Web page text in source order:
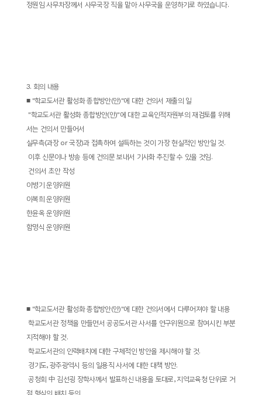
정원임 사무차장께서 사무국장 직을 맡아 사무국을 운영하기로 하였습니다.
3. 회의 내용
■ "학교도서관 활성화 종합방안(안)"에 대한 건의서 제출의 일
­ "학교도서관 활성화 종합방안(안)"에 대한 교육인적자원부의 재검토를 위해
서는 건의서 만들어서
실무측(과장 or국장)과 접촉하여 설득하는 것이 가장 현실적인 방안일 것.
이후 신문이나 방송 등에 건의문 보내서 기사화 추진할 수 있을 것임.
건의서 초안 작성
이병기 운영위원
이복희 운영위원
한윤옥 운영위원
함명식 운영위원
■ "학교도서관 활성화 종합방안(안)"에 대한 건의서에서 다루어져야 할 내용
­학교도서관 정책을 만들면서 공공도서관 사서를 연구위원으로 참여시킨 부분
지적해야 할 것.
­학교도서관의 인력배치에 대한 구체적인 방안을 제시해야 할 것.
경기도,광주광역시 등의 일용직 사서에 대한 대책 방안.
­공청회 中 김선굉 장학사께서 발표하신 내용을 토대로, 지역교육청 단위로 거